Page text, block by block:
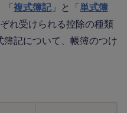
複式簿記」と「 単式簿
れ受けられる控除の種類
記について、帳簿のつけ